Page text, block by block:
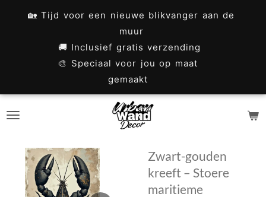
🏡 Tijd voor een nieuwe blikvanger aan de
muur
🚚 Inclusief gratis verzending
🎨 Speciaal voor jou op maat
gemaakt
Zwart-gouden
kreeft – Stoere
maritieme